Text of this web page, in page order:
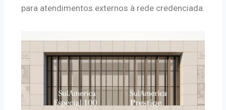
para atendimentos externos à rede credenciada.